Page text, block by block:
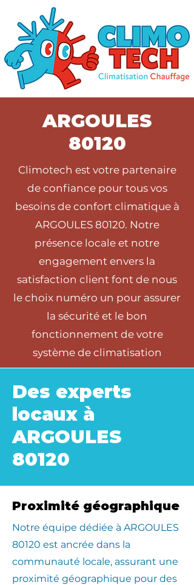
ARGOULES
80120
Climotech est votre partenaire
de confiance pour tous vos
besoins de confort climatique à
ARGOULES 80120. Notre
présence locale et notre
engagement envers la
satisfaction client font de nous
le choix numéro un pour assurer
la sécurité et le bon
fonctionnement de votre
système de climatisation
Des experts
locaux à
ARGOULES
80120
Proximité géographique
​Notre équipe dédiée à ARGOULES
80120 est ancrée dans la
communauté locale, assurant une
proximité géographique pour des